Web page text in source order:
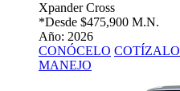
Xpander Cross
*Desde $475,900 M.N.
Año: 2026
CONÓCELO COTÍZALO
MANEJO